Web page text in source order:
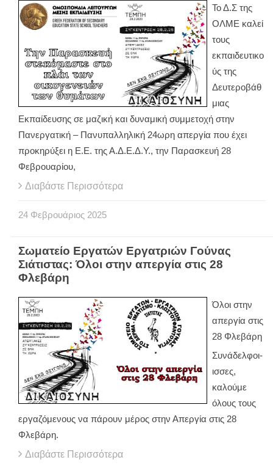
Το Δ.Σ της
ΟΛΜΕ καλεί
τους
εκπαιδευτικο
ύς της
Δευτεροβάθ
μιας
Εκπαίδευσης σε μαζική και δυναμική συμμετοχή στην
Πανεργατική – Πανυπαλληλική 24ωρη απεργία που έχει
προκηρύξει η Ε.Ε. της Α.Δ.Ε.Δ.Υ., την Παρασκευή 28
Φεβρουαρίου,
Διαβάστε Περισσότερα
24 Φεβρουάριος 2025
Σωματείο Εργατών Εργατριών Γούνας
Σιάτιστας: Όλοι στην απεργία στις 28
Φλεβάρη
Όλοι στην
απεργία στις
28 Φλεβάρη
Συνάδελφοι-
ισσες,
καλούμε
όλους τους
εργαζόμενους να πάρουν μέρος στην Απεργία στις 28
Φλεβάρη.
Διαβάστε Περισσότερα